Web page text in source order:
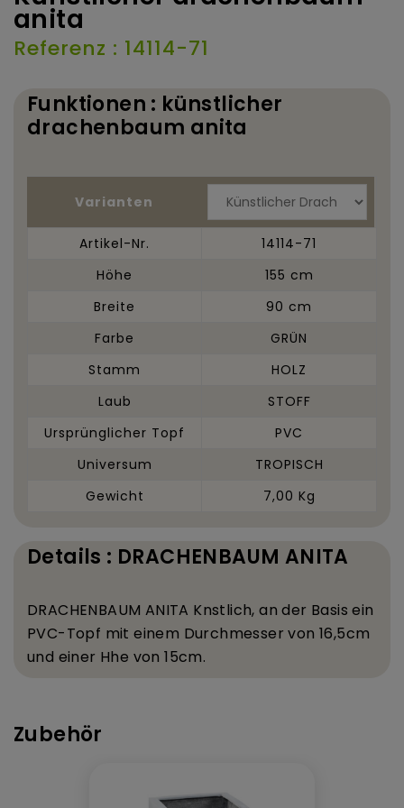
anita
Referenz : 14114-71
Funktionen : künstlicher
drachenbaum anita
Varianten
Artikel-Nr.
14114-71
Höhe
155 cm
Breite
90 cm
Farbe
GRÜN
Stamm
HOLZ
Laub
STOFF
Ursprünglicher Topf
PVC
Universum
TROPISCH
Gewicht
7,00 Kg
Details : DRACHENBAUM ANITA
DRACHENBAUM ANITA Knstlich, an der Basis ein
PVC-Topf mit einem Durchmesser von 16,5cm
und einer Hhe von 15cm.
Zubehör